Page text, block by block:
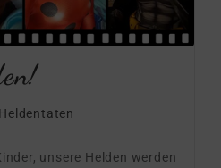
Heldentaten
unsere Helden werden